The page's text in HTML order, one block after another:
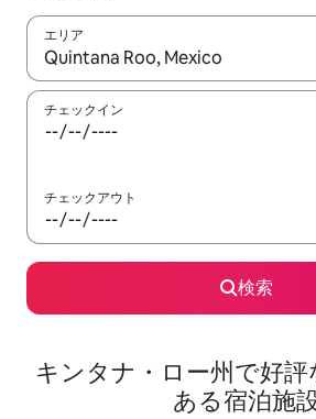
エリア
検索結果が表示されたら、上下の矢印
チェックイン
チェックアウト
検索
キンタナ・ロー州で好
ある宿泊施